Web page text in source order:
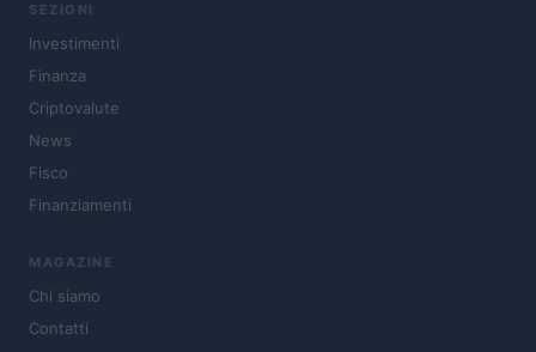
SEZIONI
Investimenti
Finanza
Criptovalute
News
Fisco
Finanziamenti
MAGAZINE
Chi siamo
Contatti